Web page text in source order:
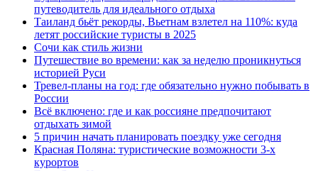
путеводитель для идеального отдыха
Таиланд бьёт рекорды, Вьетнам взлетел на 110%: куда
летят российские туристы в 2025
Сочи как стиль жизни
Путешествие во времени: как за неделю проникнуться
историей Руси
Тревел-планы на год: где обязательно нужно побывать в
России
Всё включено: где и как россияне предпочитают
отдыхать зимой
5 причин начать планировать поездку уже сегодня
Красная Поляна: туристические возможности 3-х
курортов